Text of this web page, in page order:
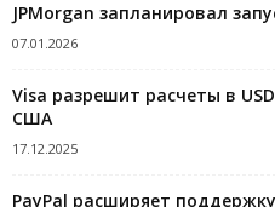
JPMorgan запланировал
07.01.2026
Visa разрешит расчеты в
США
17.12.2025
PayPal расширяет